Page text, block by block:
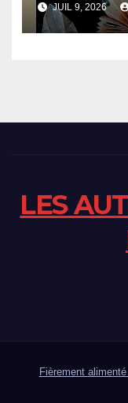
JUIL 9, 2026
LES
Fièrement